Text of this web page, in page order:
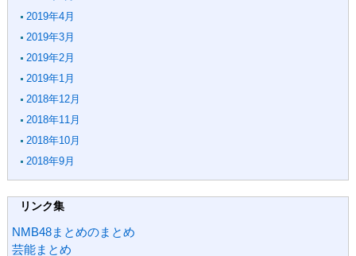
2019年4月
2019年3月
2019年2月
2019年1月
2018年12月
2018年11月
2018年10月
2018年9月
リンク集
NMB48まとめのまとめ
芸能まとめ